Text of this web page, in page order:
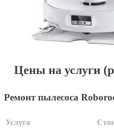
Цены на услуги
Ремонт пылесоса
Услуга